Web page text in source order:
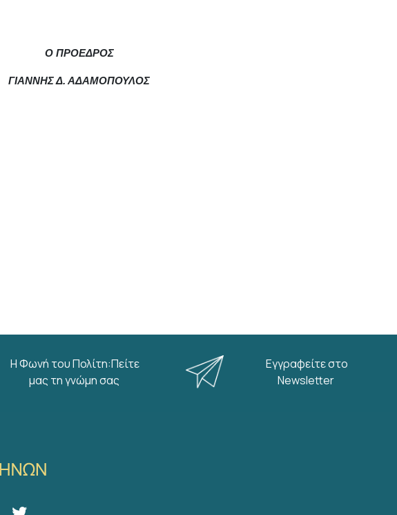
Ο ΠΡΟΕΔΡΟΣ
ΓΙΑΝΝΗΣ Δ. ΑΔΑΜΟΠΟΥΛΟΣ
Η Φωνή του Πολίτη:Πείτε
μας τη γνώμη σας
Εγγραφείτε στο
Newsletter